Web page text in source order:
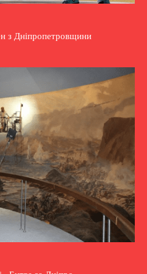
з Дніпропетровщини